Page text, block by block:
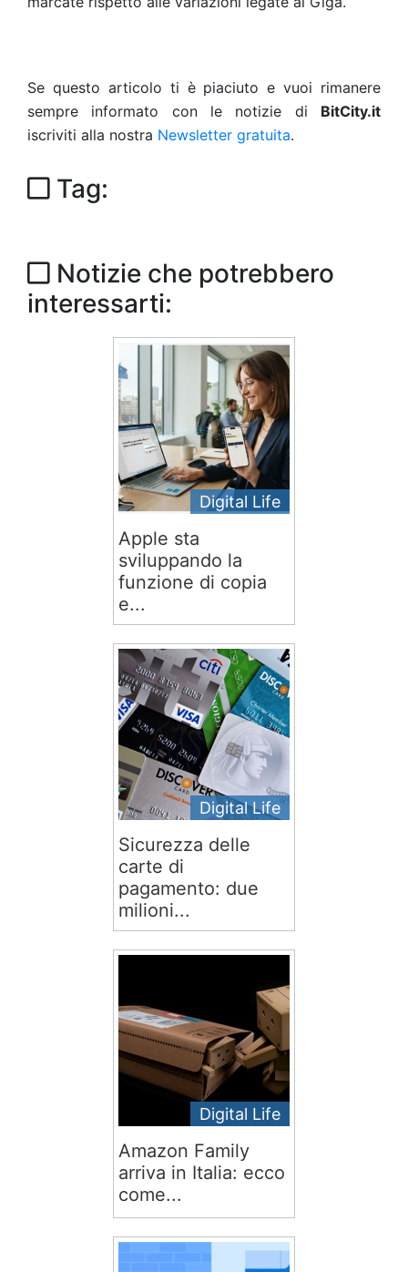
Se questo articolo ti è piaciuto e vuoi rimanere
sempre informato con le notizie di BitCity.it
iscriviti alla nostra Newsletter gratuita.
Tag:
Notizie che potrebbero
interessarti:
Digital Life
Apple sta
sviluppando la
funzione di copia
e...
Digital Life
Sicurezza delle
carte di
pagamento: due
milioni...
Digital Life
Amazon Family
arriva in Italia: ecco
come...